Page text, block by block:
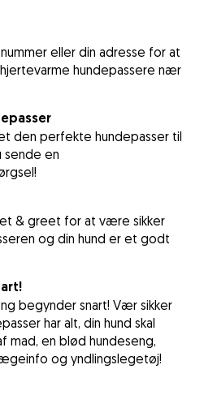
eller din adresse for at
hundepassere nær
den perfekte hundepasser til
sende en
& greet for at være sikker
og din hund er et godt
begynder snart! Vær sikker
har alt, din hund skal
mad, en blød hundeseng,
og yndlingslegetøj!